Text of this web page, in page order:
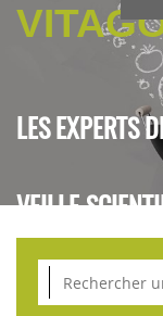
LES EXPERTS
VEILLE
POUR